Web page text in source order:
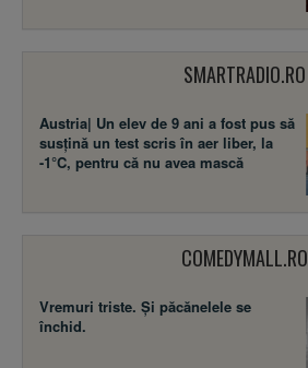
SMARTRADIO.RO
Austria| Un elev de 9 ani a fost pus să
susţină un test scris în aer liber, la
-1°C, pentru că nu avea mască
COMEDYMALL.RO
Vremuri triste. Şi păcănelele se
închid.